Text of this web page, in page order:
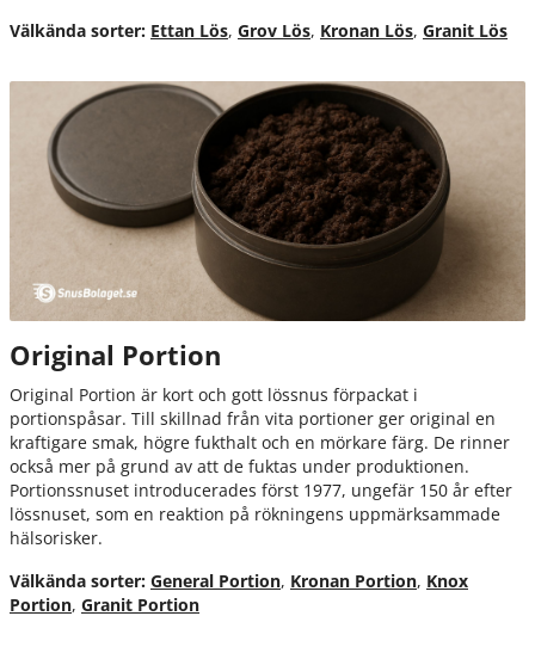
Skuret lössnus
Förbakat lössnus
Luktsnus
Tuggtobak
Välkända sorter: Ettan Lös, Grov Lös, Kronan Lös, Granit Lös
Original Portion
Original Portion är kort och gott lössnus förpackat i
portionspåsar. Till skillnad från vita portioner ger original en
kraftigare smak, högre fukthalt och en mörkare färg. De rinner
också mer på grund av att de fuktas under produktionen.
Portionssnuset introducerades först 1977, ungefär 150 år efter
lössnuset, som en reaktion på rökningens uppmärksammade
hälsorisker.
Välkända sorter: General Portion, Kronan Portion, Knox
Portion, Granit Portion